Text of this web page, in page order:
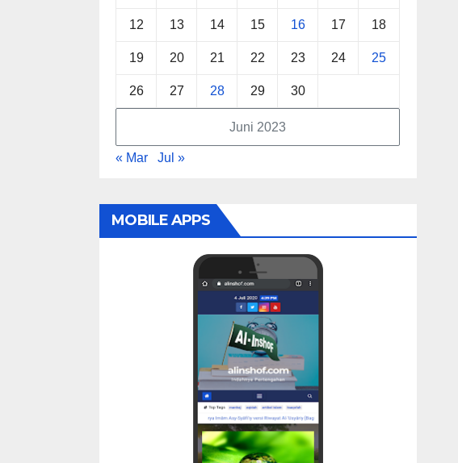
Juni 2023
12 13 14 15 16 17 18
19 20 21 22 23 24 25
26 27 28 29 30
« Mar Jul »
MOBILE APPS